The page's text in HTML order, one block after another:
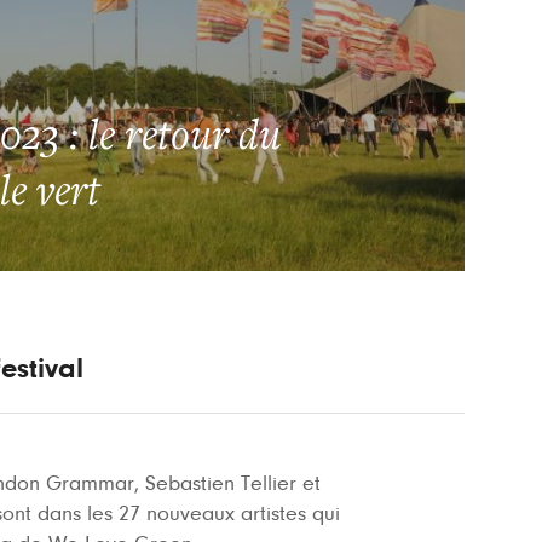
: le retour du
vert
Grammar, Sebastien Tellier et
dans les 27 nouveaux artistes qui